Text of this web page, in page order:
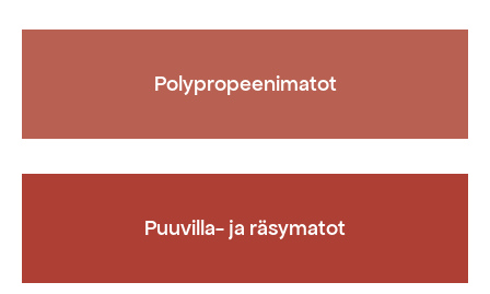
Polypropeenimatot
Puuvilla- ja räsymatot